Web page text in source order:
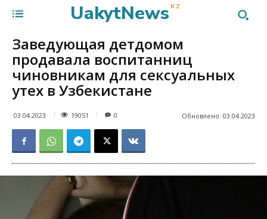
UakytNews KZ
Заведующая детдомом
продавала воспитанниц
чиновникам для сексуальных
утех в Узбекистане
03.04.2023 19051 Обновлено: 03.04.2023
0